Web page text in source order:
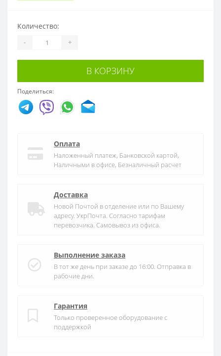
Количество:
- +
В КОРЗИНУ
Поделиться:
Оплата
Наложенный платеж, Банковской картой,
Наличными в офисе, Безналичный расчет
Доставка
Новой Почтой в отделение или по Вашему
адресу. УкрПочта. Согласно тарифам
перевозчика. Самовывоз из офиса.
Выполнение заказа
В тот же день при заказе до 16:00. Отправка в
рабочие дни.
Гарантия
Только проверенное оборудование с
поддержкой